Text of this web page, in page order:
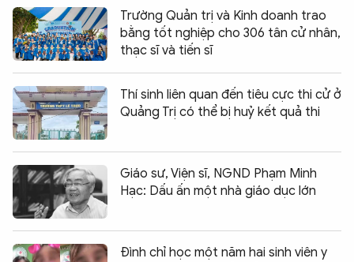
Trường Quản trị và Kinh doanh trao
bằng tốt nghiệp cho 306 tân cử nhân,
thạc sĩ và tiến sĩ
Thí sinh liên quan đến tiêu cực thi cử ở
Quảng Trị có thể bị huỷ kết quả thi
Giáo sư, Viện sĩ, NGND Phạm Minh
Hạc: Dấu ấn một nhà giáo dục lớn
Đình chỉ học một năm hai sinh viên y